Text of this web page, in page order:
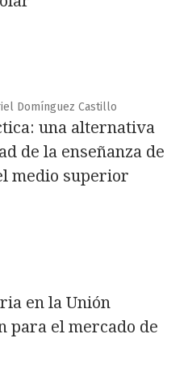
Domínguez Castillo
una alternativa
de la enseñanza de
medio superior
en la Unión
para el mercado de